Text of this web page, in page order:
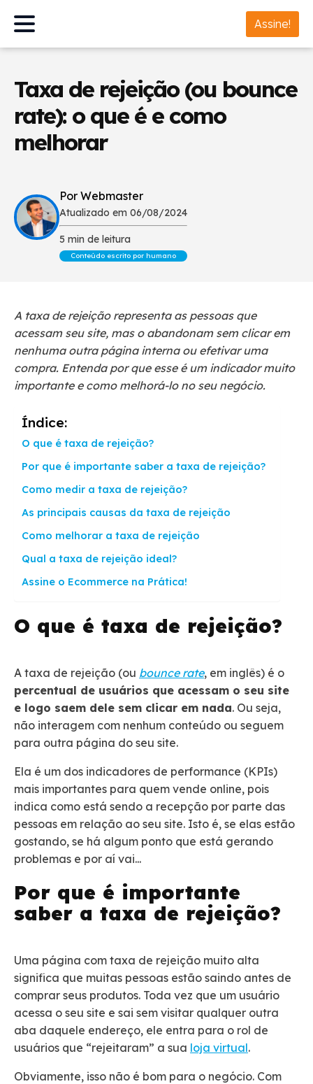
Assine!
Taxa de rejeição (ou bounce
rate): o que é e como
melhorar
Por Webmaster
Atualizado em 06/08/2024
5 min de leitura
Conteúdo escrito por humano
A taxa de rejeição representa as pessoas que
acessam seu site, maso abandonam sem clicar em
nenhuma outra página interna ou efetivar uma
compra. Entenda por que esse é um indicador muito
importante e como melhorá-lono seu negócio.
Índice:
O que é taxa de rejeição?
Por que é importante saber a taxa de rejeição?
Como medir a taxa de rejeição?
As principais causas da taxa de rejeição
Como melhorar a taxa de rejeição
Qual a taxa de rejeição ideal?
Assine o Ecommerce na Prática!
O que é taxa de rejeição?
A taxa de rejeição (ou bounce rate, em inglês) é o
percentual de usuários que acessam o seu site
e logo saem dele sem clicar em nada. Ou seja,
não interagem com nenhum conteúdo ou seguem
para outra página do seu site.
Ela é um dos indicadores de performance (KPIs)
mais importantes para quem vende online, pois
indica como está sendo a recepção por parte das
pessoas em relação ao seu site. Isto é, se elas estão
gostando, se há algum ponto que está gerando
problemas e por aí vai...
Por que é importante
saber a taxa de rejeição?
Uma página com taxa de rejeição muito alta
significa que muitas pessoas estão saindo antes de
comprar seus produtos. Toda vez que um usuário
acessa o seu site e sai sem visitar qualquer outra
aba daquele endereço, ele entra para o rol de
usuários que “rejeitaram” a sua loja virtual.
Obviamente, isso não é bom para o negócio. Com